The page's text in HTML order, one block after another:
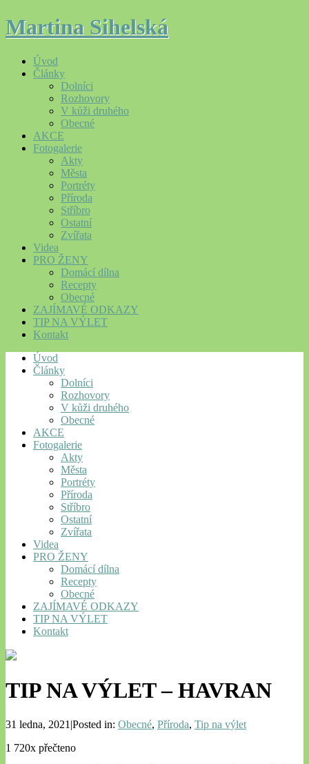
Martina Sihelská
Úvod
Články
Dolníci
Rozhovory
V kůži druhého
Obecné
AKCE
Fotogalerie
Akty
Města
Portréty
Příroda
Stříbro
Ostatní
Zvířata
Videa
PRO ŽENY
Domácí dílna
Recepty
Obecné
ZAJÍMAVÉ ODKAZY
TIP NA VÝLET
Kontakt
Úvod
Články
Dolníci
Rozhovory
V kůži druhého
Obecné
AKCE
Fotogalerie
Akty
Města
Portréty
Příroda
Stříbro
Ostatní
Zvířata
Videa
PRO ŽENY
Domácí dílna
Recepty
Obecné
ZAJÍMAVÉ ODKAZY
TIP NA VÝLET
Kontakt
TIP NA VÝLET – HAVRAN
31 ledna, 2021|Posted in: Obecné, Příroda, Tip na výlet
1 720x přečteno